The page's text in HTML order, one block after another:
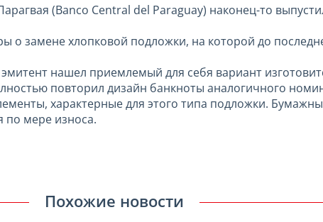
(Banco Central del Paraguay) наконец-то
о замене хлопковой подложки, на которой до
нашел приемлемый для себя вариант
повторил дизайн банкноты аналогичного
характерные для этого типа подложки.
по мере износа.
Похожие новости